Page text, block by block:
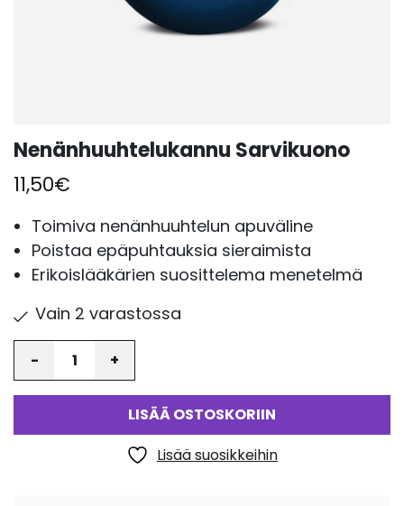
Nenänhuuhtelukannu Sarvikuono
11,50€
Toimiva nenänhuuhtelun apuväline
Poistaa epäpuhtauksia sieraimista
Erikoislääkärien suosittelema menetelmä
Vain 2 varastossa
LISÄÄ OSTOSKORIIN
Lisää suosikkeihin